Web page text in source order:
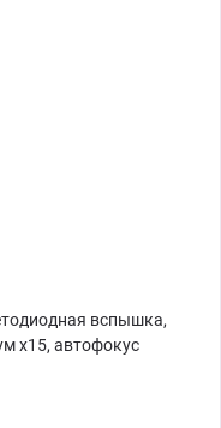
вспышка,
x15, автофокус